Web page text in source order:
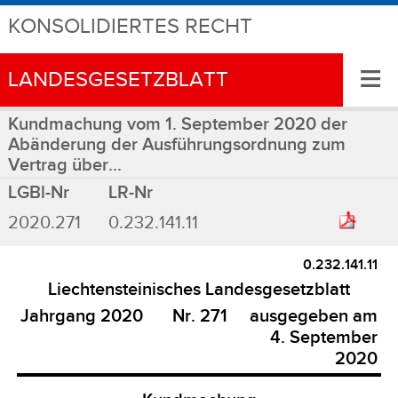
KONSOLIDIERTES RECHT
LANDESGESETZBLATT ≡
Kundmachung vom 1. September 2020 der
Abänderung der Ausführungsordnung zum
Vertrag über...
LGBl-Nr
LR-Nr
2020.271
0.232.141.11